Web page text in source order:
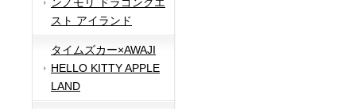
ンノモリ ドラゴンクエ
スト アイランド
タイムズカー×AWAJI
HELLO KITTY APPLE
LAND